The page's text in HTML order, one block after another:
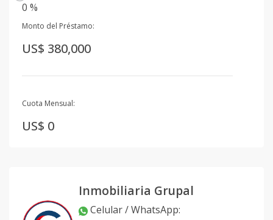
0 %
Monto del Préstamo:
US$ 380,000
Cuota Mensual:
US$ 0
Inmobiliaria Grupal
Celular / WhatsApp: